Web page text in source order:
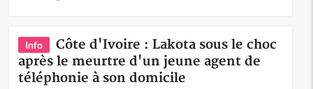
Info
Côte d'Ivoire : Lakota sous le choc
après le meurtre d'un jeune agent de
téléphonie à son domicile